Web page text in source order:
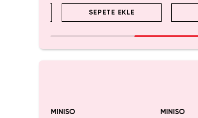
SEPETE EKLE
MINISO MINISO